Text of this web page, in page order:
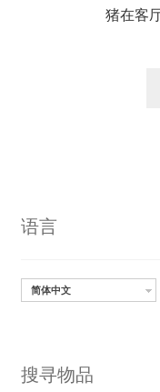
猪在客
语言
简体中文
搜寻物品